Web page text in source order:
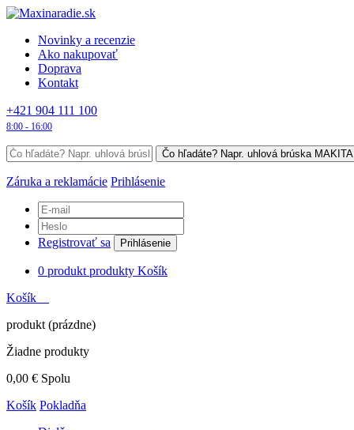
Novinky a recenzie
Ako nakupovať
Doprava
Kontakt
+421 904 111 100
8:00 - 16:00
Záruka a reklamácie Prihlásenie
Registrovať sa Prihlásenie
0 produkt produkty Košík
Košík
produkt (prázdne)
Žiadne produkty
0,00 € Spolu
Košík Pokladňa